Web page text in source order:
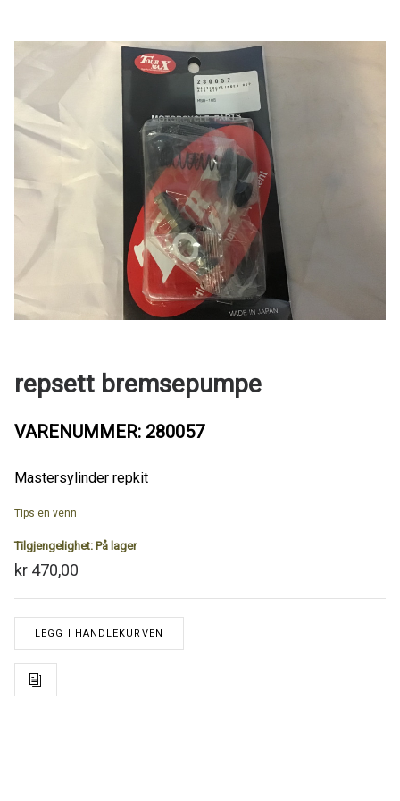
repsett bremsepumpe
VARENUMMER: 280057
Mastersylinder repkit
Tips en venn
Tilgjengelighet: På lager
kr 470,00
LEGG I HANDLEKURVEN